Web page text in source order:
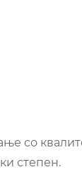
со
степен.